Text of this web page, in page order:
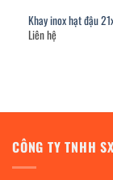
Khay inox hạt đậu
Liên hệ
CÔNG TY TNHH